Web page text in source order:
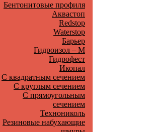
Бентонитовые профиля
Аквастоп
Redstop
Waterstop
Барьер
Гидроизол – М
Гидрофест
Икопал
С квадратным сечением
С круглым сечением
С прямоугольным
сечением
Технониколь
Резиновые набухающие